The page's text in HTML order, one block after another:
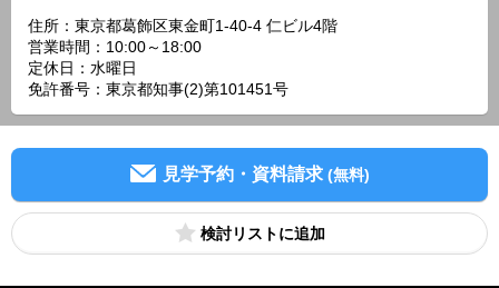
住所：東京都葛飾区東金町1-40-4 仁ビル4階
営業時間：10:00～18:00
定休日：水曜日
免許番号：東京都知事(2)第101451号
見学予約・資料請求 (無料)
検討リスト